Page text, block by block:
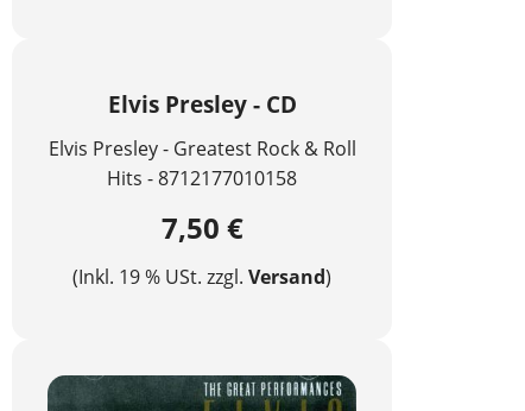
Elvis Presley - CD
Elvis Presley - Greatest Rock & Roll
Hits - 8712177010158
7,50 €
(Inkl. 19 % USt. zzgl. Versand)